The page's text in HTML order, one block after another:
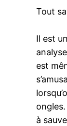
Tout
Il est
est
à